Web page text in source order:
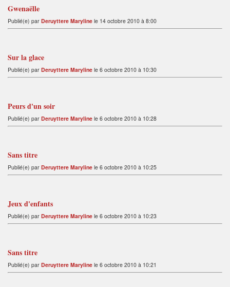
Gwenaëlle
Publié(e) par Deruyttere Maryline le 14 octobre 2010 à 8:00
Sur la glace
Publié(e) par Deruyttere Maryline le 6 octobre 2010 à 10:30
Peurs d'un soir
Publié(e) par Deruyttere Maryline le 6 octobre 2010 à 10:28
Sans titre
Publié(e) par Deruyttere Maryline le 6 octobre 2010 à 10:25
Jeux d'enfants
Publié(e) par Deruyttere Maryline le 6 octobre 2010 à 10:23
Sans titre
Publié(e) par Deruyttere Maryline le 6 octobre 2010 à 10:21